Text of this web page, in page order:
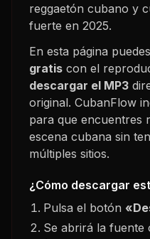
reggaetón cubano y
fuerte en 2025.
En esta página puedes
gratis con el
descargar el MP3
original. CubanFlow
para que encuentres
escena cubana sin
múltiples sitios.
¿Cómo descargar
Pulsa el botón
Se abrirá la fuente